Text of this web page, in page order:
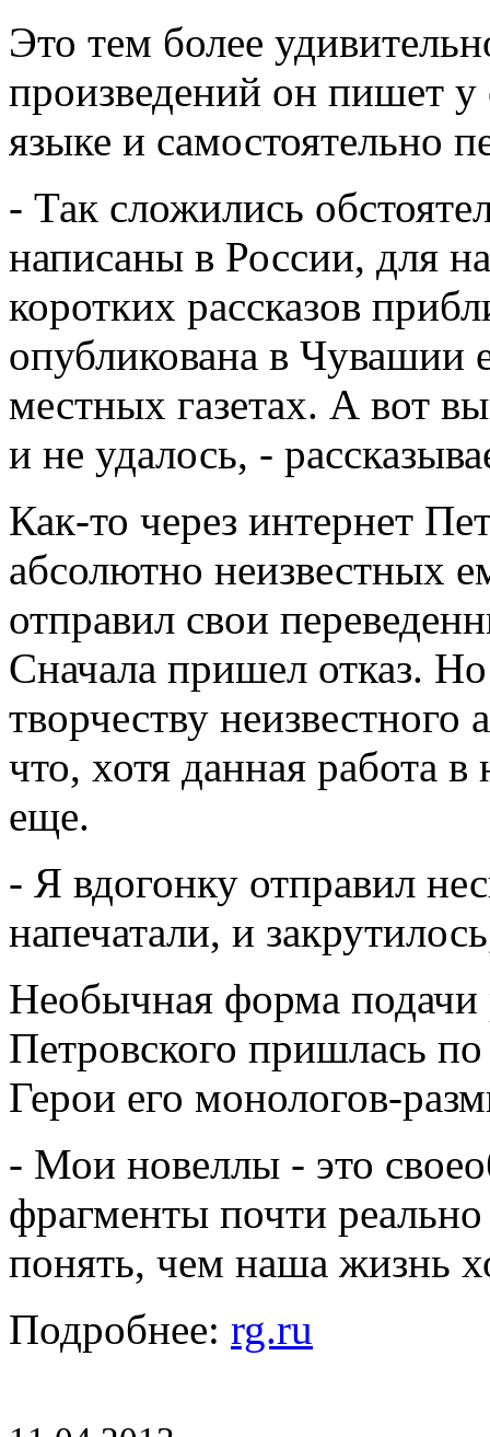
Это тем более
произведений он пишет у
языке и самостоятельно
- Так сложились
написаны в России, для
коротких рассказов
опубликована в Чувашии
местных газетах. А вот
и не удалось, -
Как-то через интернет
абсолютно неизвестных
отправил свои
Сначала пришел отказ.
творчеству неизвестного
что, хотя данная работа
еще.
- Я вдогонку отправил
напечатали, и
Необычная форма подачи
Петровского пришлась
Герои его монологов-
- Мои новеллы - это
фрагменты почти
понять, чем наша жизнь
Подробнее: rg.ru